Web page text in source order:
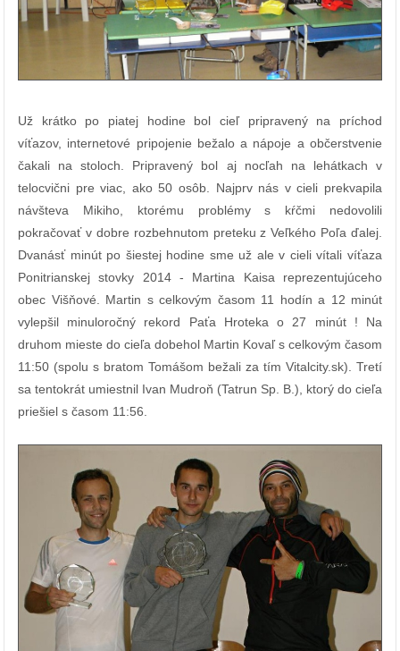
Už krátko po piatej hodine bol cieľ pripravený na príchod
víťazov, internetové pripojenie bežalo a nápoje a občerstvenie
čakali na stoloch. Pripravený bol aj nocľah na lehátkach v
telocvični pre viac, ako 50 osôb. Najprv nás v cieli prekvapila
návšteva Mikiho, ktorému problémy s kŕčmi nedovolili
pokračovať v dobre rozbehnutom preteku z Veľkého Poľa ďalej.
Dvanásť minút po šiestej hodine sme už ale v cieli vítali víťaza
Ponitrianskej stovky 2014 - Martina Kaisa reprezentujúceho
obec Višňové. Martin s celkovým časom 11 hodín a 12 minút
vylepšil minuloročný rekord Paťa Hroteka o 27 minút ! Na
druhom mieste do cieľa dobehol Martin Kovaľ s celkovým časom
11:50 (spolu s bratom Tomášom bežali za tím Vitalcity.sk). Tretí
sa tentokrát umiestnil Ivan Mudroň (Tatrun Sp. B.), ktorý do cieľa
priešiel s časom 11:56.